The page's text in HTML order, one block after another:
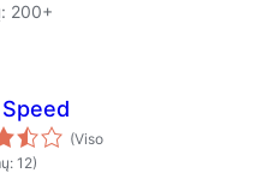
200+
(Viso
12)